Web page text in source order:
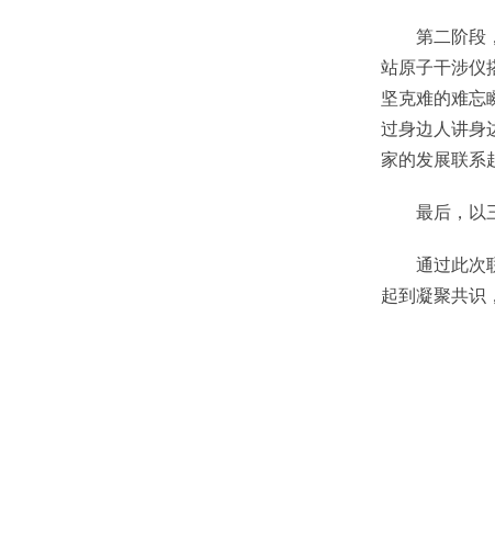
第二阶段，
站原子干涉仪
坚克难的难忘
过身边人讲身
家的发展联系
最后，以三
通过此次联
起到凝聚共识